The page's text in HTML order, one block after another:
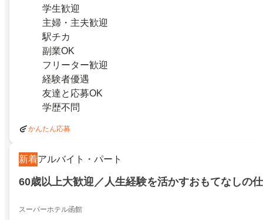
学生歓迎
主婦・主夫歓迎
駅チカ
副業OK
フリーター歓迎
経験者優遇
友達と応募OK
学歴不問
かんたん応募
新着アルバイト・パート
60歳以上大歓迎／人生経験を活かすおもてなしの
スーパーホテル函館